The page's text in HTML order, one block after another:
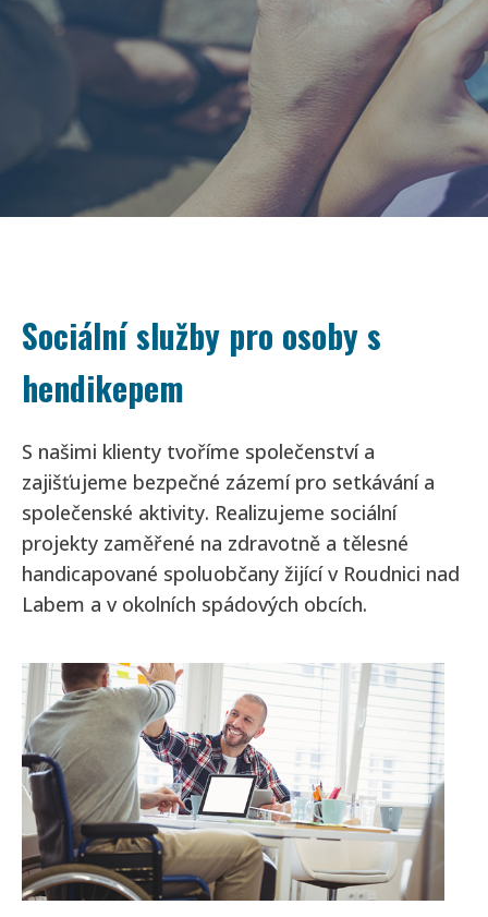
Sociální služby pro osoby s
hendikepem
S našimi klienty tvoříme společenství a
zajišťujeme bezpečné zázemí pro setkávání a
společenské aktivity. Realizujeme sociální
projekty zaměřené na zdravotně a tělesné
handicapované spoluobčany žijící v Roudnici nad
Labem a v okolních spádových obcích.